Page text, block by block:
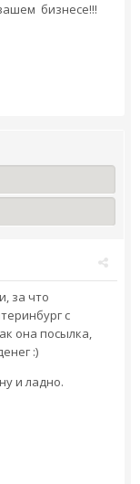
бизнесе!!!
за что
с
она посылка,
:)
и ладно.